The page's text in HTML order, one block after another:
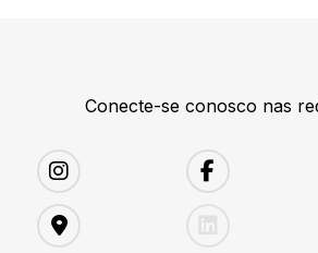
Conecte-se conosco nas